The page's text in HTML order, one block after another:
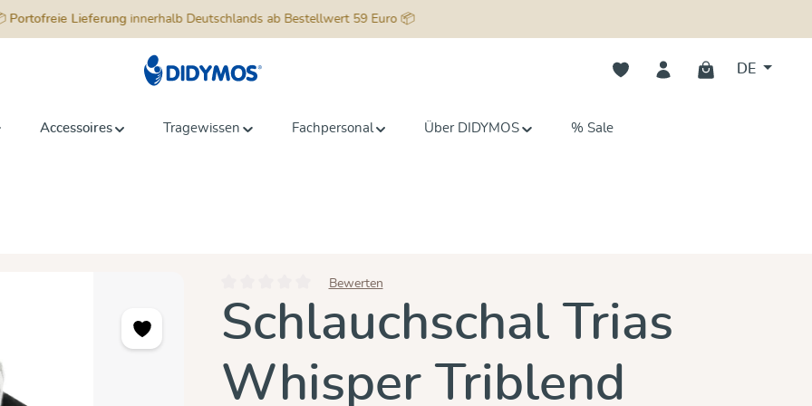
Portofreie Lieferunginnerhalb Deutschlands ab Bestellwert 59 Euro 📦
Du hast 0 Produkte auf dem
DE
Accessoires Tragewissen Fachpersonal Über DIDYMOS % Sale
Durchschnittliche Bewertung von 0 von 5 Sternen
Bewerten
Schlauchschal Trias
Whisper Triblend